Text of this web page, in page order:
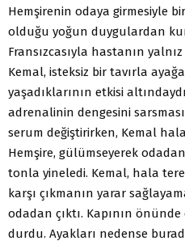
Hemşirenin odaya girmesiyle
olduğu yoğun duygulardan
Fransızcasıyla hastanın
Kemal, isteksiz bir tavırla
yaşadıklarının etkisi
adrenalinin dengesini
serum değiştirirken, Kemal
Hemşire, gülümseyerek
tonla yineledi. Kemal, hala
karşı çıkmanın yarar
odadan çıktı. Kapının
durdu. Ayakları nedense